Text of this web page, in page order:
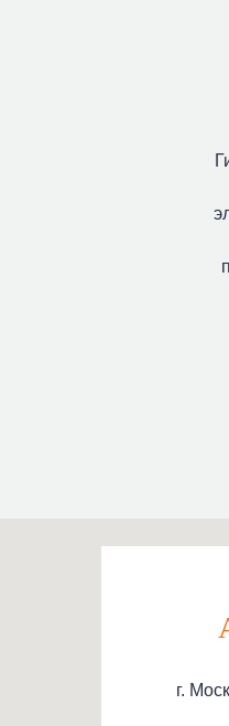
г.